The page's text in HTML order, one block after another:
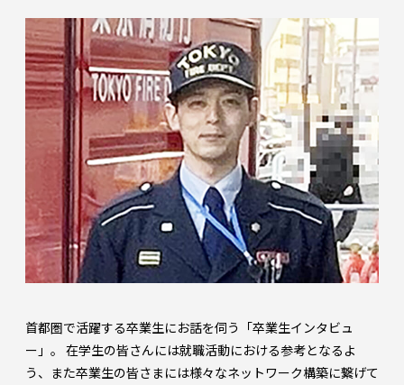
首都圏で活躍する卒業生にお話を伺う「卒業生インタビュ
ー」。 在学生の皆さんには就職活動における参考となるよ
う、また卒業生の皆さまには様々なネットワーク構築に繋げて